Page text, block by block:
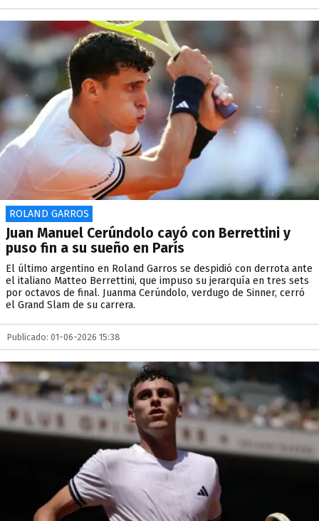
ROLAND GARROS
Juan Manuel Cerúndolo cayó con Berrettini y
puso fin a su sueño en París
El último argentino en Roland Garros se despidió con derrota ante
el italiano Matteo Berrettini, que impuso su jerarquía en tres sets
por octavos de final. Juanma Cerúndolo, verdugo de Sinner, cerró
el Grand Slam de su carrera.
Publicado: 01-06-2026 15:38